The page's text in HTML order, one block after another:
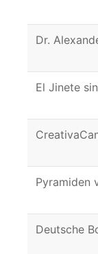
Dr.
El Jinete
Pyramiden
Deutsche